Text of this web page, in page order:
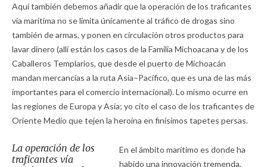
Aquí también debemos añadir que la operación de los traficantes
vía marítima no se limita únicamente al tráfico de drogas sino
también de armas, y ponen en circulación otros productos para
lavar dinero (allí están los casos de la Familia Michoacana y de los
Caballeros Templarios, que desde el puerto de Michoacán
mandan mercancías a la ruta Asia–Pacífico, que es una de las más
importantes para el comercio internacional). Lo mismo ocurre en
las regiones de Europa y Asia; yo cito el caso de los traficantes de
Oriente Medio que tejen la heroína en finísimos tapetes persas.
La operación de los
traficantes vía
En el ámbito marítimo es donde ha
habido una innovación tremenda,